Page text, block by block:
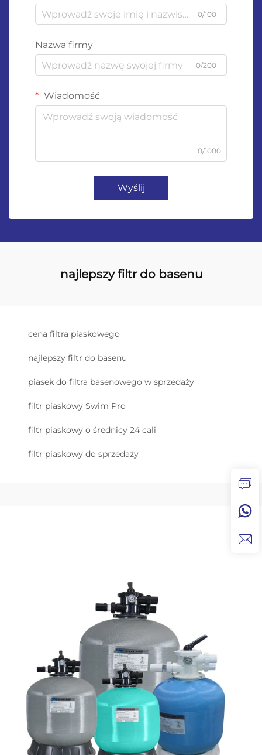
0/100
Nazwa firmy
0/200
Wiadomość
0/1000
Wyślij
najlepszy filtr do basenu
cena filtra piaskowego
najlepszy filtr do basenu
piasek do filtra basenowego w sprzedaży
filtr piaskowy Swim Pro
filtr piaskowy o średnicy 24 cali
filtr piaskowy do sprzedaży